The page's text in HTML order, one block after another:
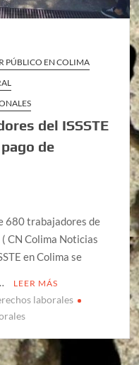
PÚBLICO EN COLIMA
del ISSSTE
de
680 trabajadores de
CN Colima Noticias
en Colima se
LEER MÁS
laborales